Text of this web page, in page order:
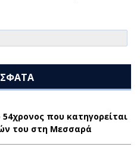
που κατηγορείται
του στη Μεσσαρά